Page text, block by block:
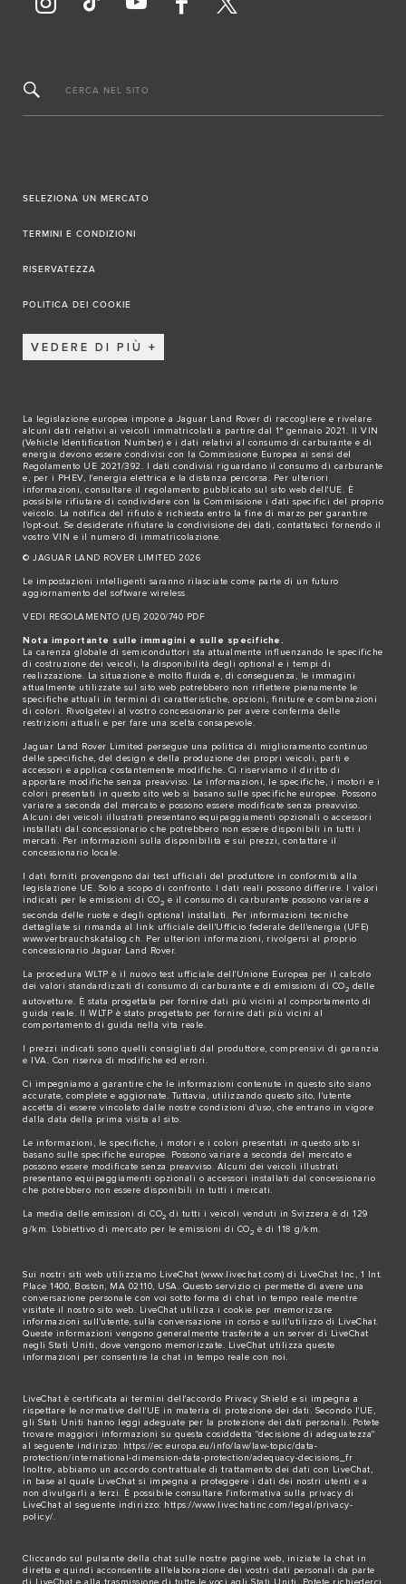
CERCA NEL SITO
SELEZIONA UN MERCATO
TERMINI E CONDIZIONI
RISERVATEZZA
POLITICA DEI COOKIE
VEDERE DI PIÙ
La legislazione europea impone a Jaguar Land Rover di raccogliere e rivelare
alcuni dati relativi ai veicoli immatricolati a partire dal 1° gennaio 2021. Il VIN
(Vehicle Identification Number) e i dati relativi al consumo di carburante e di
energia devono essere condivisi con la Commissione Europea ai sensi del
Regolamento UE 2021/392. I dati condivisi riguardano il consumo di carburante
e, per i PHEV, l'energia elettrica e la distanza percorsa. Per ulteriori
informazioni, consultare il regolamento pubblicato sul sito web dell'UE. È
possibile rifiutare di condividere con la Commissione i dati specifici del proprio
veicolo. La notifica del rifiuto è richiesta entro la fine di marzo per garantire
l'opt-out. Se desiderate rifiutare la condivisione dei dati, contattateci fornendo il
vostro VIN e il numero di immatricolazione.
© JAGUAR LAND ROVER LIMITED 2026
Le impostazioni intelligenti saranno rilasciate come parte di un futuro
aggiornamento del software wireless.
VEDI REGOLAMENTO (UE) 2020/740 PDF
Nota importante sulle immagini e sulle specifiche.
La carenza globale di semiconduttori sta attualmente influenzando le specifiche
di costruzione dei veicoli, la disponibilità degli optional e i tempi di
realizzazione. La situazione è molto fluida e, di conseguenza, le immagini
attualmente utilizzate sul sito web potrebbero non riflettere pienamente le
specifiche attuali in termini di caratteristiche, opzioni, finiture e combinazioni
di colori. Rivolgetevi al vostro concessionario per avere conferma delle
restrizioni attuali e per fare una scelta consapevole.
Jaguar Land Rover Limited persegue una politica di miglioramento continuo
delle specifiche, del design e della produzione dei propri veicoli, parti e
accessori e applica costantemente modifiche. Ci riserviamo il diritto di
apportare modifiche senza preavviso. Le informazioni, le specifiche, i motori e i
colori presentati in questo sito web si basano sulle specifiche europee. Possono
variare a seconda del mercato e possono essere modificate senza preavviso.
Alcuni dei veicoli illustrati presentano equipaggiamenti opzionali o accessori
installati dal concessionario che potrebbero non essere disponibili in tutti i
mercati. Per informazioni sulla disponibilità e sui prezzi, contattare il
concessionario locale.
I dati forniti provengono dai test ufficiali del produttore in conformità alla
legislazione UE. Solo a scopo di confronto. I dati reali possono differire. I valori
indicati per le emissioni di CO2 e il consumo di carburante possono variare a
seconda delle ruote e degli optional installati. Per informazioni tecniche
dettagliate si rimanda al link ufficiale dell'Ufficio federale dell'energia (UFE)
www.verbrauchskatalog.ch. Per ulteriori informazioni, rivolgersi al proprio
concessionario Jaguar Land Rover.
La procedura WLTP è il nuovo test ufficiale dell'Unione Europea per il calcolo
dei valori standardizzati di consumo di carburante e di emissioni di CO2 delle
autovetture. È stata progettata per fornire dati più vicini al comportamento di
guida reale. Il WLTP è stato progettato per fornire dati più vicini al
comportamento di guida nella vita reale.
I prezzi indicati sono quelli consigliati dal produttore, comprensivi di garanzia
e IVA. Con riserva di modifiche ed errori.
Ci impegniamo a garantire che le informazioni contenute in questo sito siano
accurate, complete e aggiornate. Tuttavia, utilizzando questo sito, l'utente
accetta di essere vincolato dalle nostre condizioni d'uso, che entrano in vigore
dalla data della prima visita al sito.
Le informazioni, le specifiche, i motori e i colori presentati in questo sito si
basano sulle specifiche europee. Possono variare a seconda del mercato e
possono essere modificate senza preavviso. Alcuni dei veicoli illustrati
presentano equipaggiamenti opzionali o accessori installati dal concessionario
che potrebbero non essere disponibili in tutti i mercati.
La media delle emissioni di CO2 di tutti i veicoli venduti in Svizzera è di 129
g/km. L'obiettivo di mercato per le emissioni di CO2 è di 118 g/km.
Sui nostri siti web utilizziamo LiveChat (www.livechat.com) di LiveChat Inc, 1 Int.
Place 1400, Boston, MA 02110, USA. Questo servizio ci permette di avere una
conversazione personale con voi sotto forma di chat in tempo reale mentre
visitate il nostro sito web. LiveChat utilizza i cookie per memorizzare
informazioni sull'utente, sulla conversazione in corso e sull'utilizzo di LiveChat.
Queste informazioni vengono generalmente trasferite a un server di LiveChat
negli Stati Uniti, dove vengono memorizzate. LiveChat utilizza queste
informazioni per consentire la chat in tempo reale con noi.
LiveChat è certificata ai termini dell'accordo Privacy Shield e si impegna a
rispettare le normative dell'UE in materia di protezione dei dati. Secondo l'UE,
gli Stati Uniti hanno leggi adeguate per la protezione dei dati personali. Potete
trovare maggiori informazioni su questa cosiddetta "decisione di adeguatezza"
al seguente indirizzo: https://ec.europa.eu/info/law/law-topic/data-
protection/international-dimension-data-protection/adequacy-decisions_fr
Inoltre, abbiamo un accordo contrattuale di trattamento dei dati con LiveChat,
in base al quale LiveChat si impegna a proteggere i dati dei nostri utenti e a
non divulgarli a terzi. È possibile consultare l'informativa sulla privacy di
LiveChat al seguente indirizzo: https://www.livechatinc.com/legal/privacy-
policy/.
Cliccando sul pulsante della chat sulle nostre pagine web, iniziate la chat in
diretta e quindi acconsentite all'elaborazione dei vostri dati personali da parte